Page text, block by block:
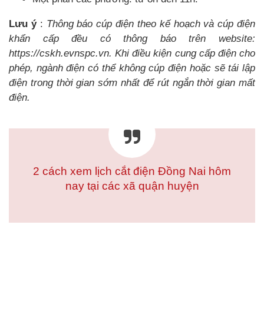
Lưu ý: Thông báo cúp điện theo kế hoạch và cúp điện
khẩn cấp đều có thông báo trên website:
https://cskh.evnspc.vn. Khi điều kiện cung cấp điện cho
phép, ngành điện có thể không cúp điện hoặc sẽ tái lập
điện trong thời gian sớm nhất để rút ngắn thời gian mất
điện.
2 cách xem lịch cắt điện Đồng Nai hôm
nay tại các xã quận huyện